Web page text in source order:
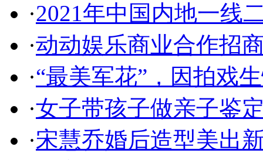
·2021年中国内地一线
·动动娱乐商业合作招
·“最美军花”，因拍戏
·女子带孩子做亲子鉴
·宋慧乔婚后造型美出